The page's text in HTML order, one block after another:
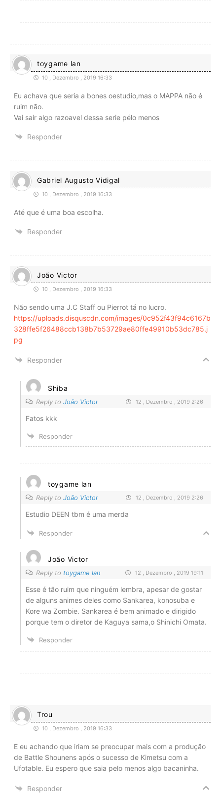
toygame lan
10 , Dezembro , 2019 16:33
Eu achava que seria a bones oestudio,mas o MAPPA não é
ruim não.
Vai sair algo razoavel dessa serie pélo menos
Responder
Gabriel Augusto Vidigal
10 , Dezembro , 2019 16:33
Até que é uma boa escolha.
Responder
João Victor
10 , Dezembro , 2019 16:33
Não sendo uma J.C Staff ou Pierrot tá no lucro.
https://uploads.disquscdn.com/images/0c952f43f94c6167b
328ffe5f26488ccb138b7b53729ae80ffe49910b53dc785.j
pg
Responder
Shiba
Reply to João Victor 12 , Dezembro , 2019 2:26
Fatos kkk
Responder
toygame lan
Reply to João Victor 12 , Dezembro , 2019 2:26
Estudio DEEN tbm é uma merda
Responder
João Victor
Reply to toygame lan 12 , Dezembro , 2019 19:11
Esse é tão ruim que ninguém lembra, apesar de gostar
de alguns animes deles como Sankarea, konosuba e
Kore wa Zombie. Sankarea é bem animado e dirigido
porque tem o diretor de Kaguya sama,o Shinichi Omata.
Responder
Trou
10 , Dezembro , 2019 16:33
E eu achando que iriam se preocupar mais com a produção
de Battle Shounens após o sucesso de Kimetsu com a
Ufotable. Eu espero que saia pelo menos algo bacaninha.
Responder